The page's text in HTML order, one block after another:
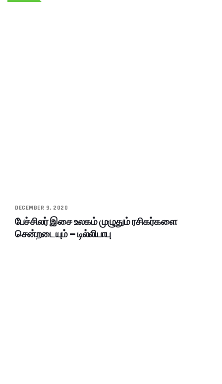
DECEMBER 9, 2020
பேச்சிலர் இசை உலகம் முழுதும் ரசிகர்களை
சென்றடையும் – டில்லிபாபு